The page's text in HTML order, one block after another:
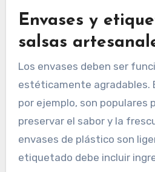
La mejor presentación para
artesanales combina un
los consumidores, sino que
calidad y el carácter del
Envases y
salsas